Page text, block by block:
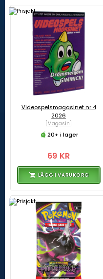
Videospelsmagasinet nr 4
2026
[Magasin]
20+ i lager
69 KR
LÄGG I VARUKORG